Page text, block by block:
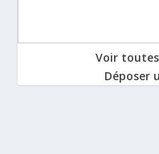
Voir
Déposer